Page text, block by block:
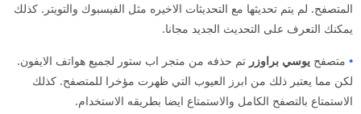
المتصفح. لم يتم تحديثها مع التحديثات الاخيره مثل الفيسبوك والتويتر. كذلك
يمكنك التعرف على التحديث الجديد مجانا.
• متصفح يوسي براوزر تم حذفه من متجر اب ستور لجميع هواتف الايفون.
لكن مما يعتبر ذلك من ابرز العيوب التي ظهرت مؤخرا للمتصفح. كذلك
الاستمتاع بالتصفح الكامل والاستمتاع ايضا بطريقه الاستخدام.